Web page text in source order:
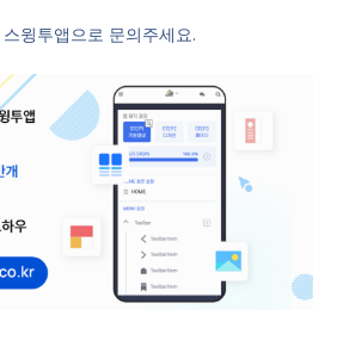
윙투앱으로 문의주세요.